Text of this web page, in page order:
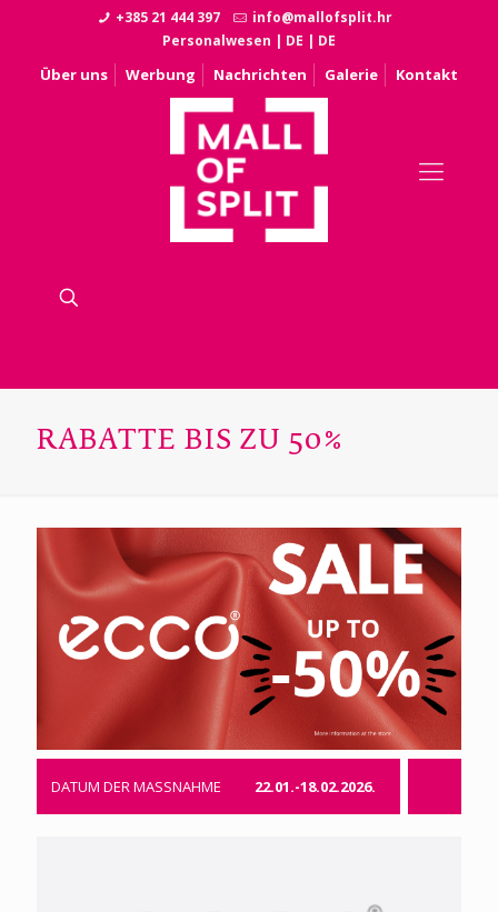
+385 21 444 397
info@mallofsplit.hr
Personalwesen | DE | DE
Über uns Werbung Nachrichten Galerie Kontakt
RABATTE BIS ZU 50%
DATUM DER MASSNAHME 22.01.-18.02.2026.